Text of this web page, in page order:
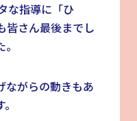
な指導に「ひ
皆さん最後までし
ながらの動きもあ